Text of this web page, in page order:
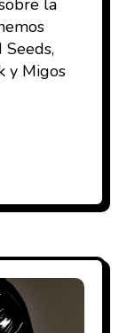
la
Seeds,
y Migos